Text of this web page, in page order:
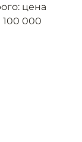
цена
100 000